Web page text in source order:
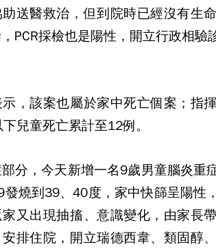
送醫救治，但到院時已經沒有生
PCR採檢也是陽性，開立行政相驗
，該案也屬於家中死亡個案；指
兒童死亡累計至12例。
分，今天新增一名9歲男童腦炎重
燒到39、40度，家中快篩呈陽性
又出現抽搐、意識變化，由家長
排住院，開立瑞德西韋、類固醇